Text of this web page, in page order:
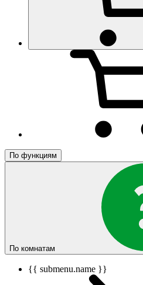
По функциям
По комнатам
{{ submenu.name }}